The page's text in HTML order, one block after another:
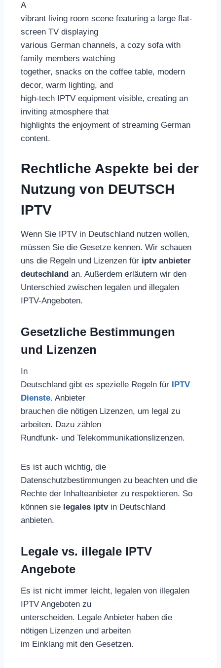
A
vibrant living room scene featuring a large flat-
screen TV displaying
various German channels, a cozy sofa with
family members watching
together, snacks on the coffee table, modern
decor, warm lighting, and
high-tech IPTV equipment visible, creating an
inviting atmosphere that
highlights the enjoyment of streaming German
content.
Rechtliche Aspekte bei der
Nutzung von DEUTSCH
IPTV
Wenn Sie IPTV in Deutschland nutzen wollen,
müssen Sie die Gesetze kennen. Wir schauen
uns die Regeln und Lizenzen für iptv anbieter
deutschland an. Außerdem erläutern wir den
Unterschied zwischen legalen und illegalen
IPTV-Angeboten.
Gesetzliche Bestimmungen
und Lizenzen
In
Deutschland gibt es spezielle Regeln für IPTV
Dienste. Anbieter
brauchen die nötigen Lizenzen, um legal zu
arbeiten. Dazu zählen
Rundfunk- und Telekommunikationslizenzen.
Es ist auch wichtig, die
Datenschutzbestimmungen zu beachten und die
Rechte der Inhalteanbieter zu respektieren. So
können sie legales iptvin Deutschland
anbieten.
Legale vs. illegale IPTV
Angebote
Es ist nicht immer leicht, legalen von illegalen
IPTV Angeboten zu
unterscheiden. Legale Anbieter haben die
nötigen Lizenzen und arbeiten
im Einklang mit den Gesetzen.